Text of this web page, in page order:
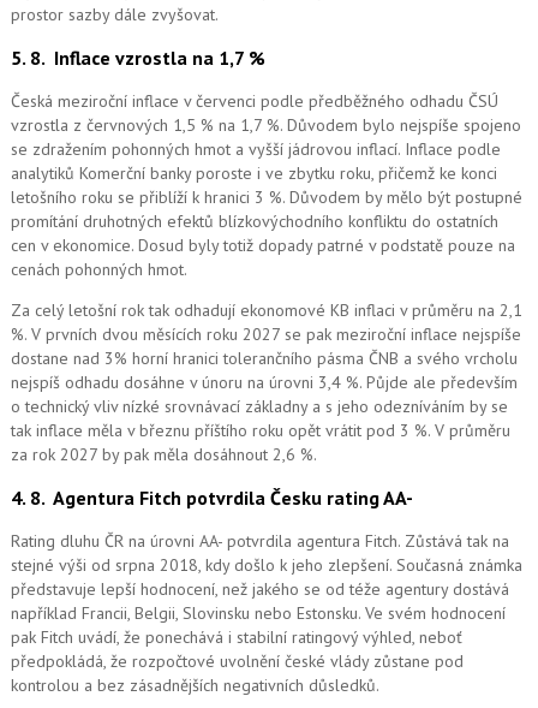
prostor sazby dále zvyšovat.
5. 8. Inflace vzrostla na 1,7 %
Česká meziroční inflace v červenci podle předběžného odhadu ČSÚ
vzrostla z červnových 1,5 % na 1,7 %. Důvodem bylo nejspíše spojeno
se zdražením pohonných hmot a vyšší jádrovou inflací. Inflace podle
analytiků Komerční banky poroste i ve zbytku roku, přičemž ke konci
letošního roku se přiblíží k hranici 3 %. Důvodem by mělo být postupné
promítání druhotných efektů blízkovýchodního konfliktu do ostatních
cen v ekonomice. Dosud byly totiž dopady patrné v podstatě pouze na
cenách pohonných hmot.
Za celý letošní rok tak odhadují ekonomové KB inflaci v průměru na 2,1
%. V prvních dvou měsících roku 2027 se pak meziroční inflace nejspíše
dostane nad 3% horní hranici tolerančního pásma ČNB a svého vrcholu
nejspíš odhadu dosáhne v únoru na úrovni 3,4 %. Půjde ale především
o technický vliv nízké srovnávací základny a s jeho odezníváním by se
tak inflace měla v březnu příštího roku opět vrátit pod 3 %. V průměru
za rok 2027 by pak měla dosáhnout 2,6 %.
4. 8. Agentura Fitch potvrdila Česku rating AA-
Rating dluhu ČR na úrovni AA- potvrdila agentura Fitch. Zůstává tak na
stejné výši od srpna 2018, kdy došlo k jeho zlepšení. Současná známka
představuje lepší hodnocení, než jakého se od téže agentury dostává
například Francii, Belgii, Slovinsku nebo Estonsku. Ve svém hodnocení
pak Fitch uvádí, že ponechává i stabilní ratingový výhled, neboť
předpokládá, že rozpočtové uvolnění české vlády zůstane pod
kontrolou a bez zásadnějších negativních důsledků.